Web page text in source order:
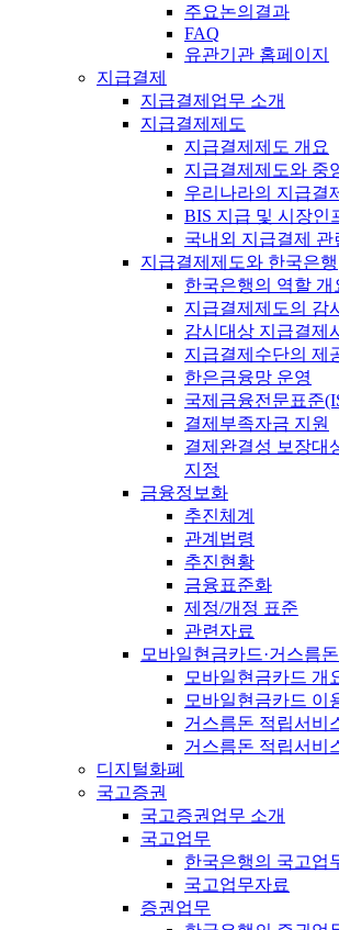
주요논의결과
FAQ
유관기관 홈페이지
지급결제
지급결제업무 소개
지급결제제도
지급결제제도 개요
지급결제제도와 중
우리나라의 지급결
BIS 지급 및 시장인
국내외 지급결제 관
지급결제제도와 한국은행
한국은행의 역할 개
지급결제제도의 감시
감시대상 지급결제
지급결제수단의 제
한은금융망 운영
국제금융전문표준
결제부족자금 지원
결제완결성 보장대
지정
금융정보화
추진체계
관계법령
추진현황
금융표준화
제정/개정 표준
관련자료
모바일현금카드·거스름
모바일현금카드 개
모바일현금카드 이
거스름돈 적립서비
거스름돈 적립서비
디지털화폐
국고증권
국고증권업무 소개
국고업무
한국은행의 국고업
국고업무자료
증권업무